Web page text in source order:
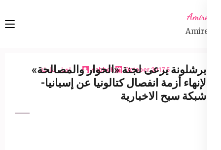
content
Amireta
Amireta
5 October 2017
sabbeh اخبار شاملة
برشلونة يرعى لجنة «الحوار والمصالحة»
لإنهاء أزمة انفصال كتالونيا عن إسبانيا-
شبكة سبح الاخبارية